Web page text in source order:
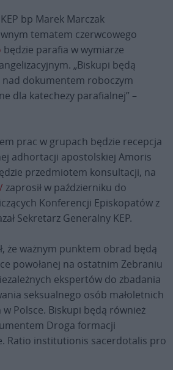
bp Marek Marczak
tematem czerwcowego
będzie parafia w wymiarze
„Biskupi będą
dokumentem roboczym
dla katechezy parafialnej” –
prac w grupach będzie recepcja
adhortacji apostolskiej Amoris
przedmiotem konsultacji, na
zaprosił w październiku do
Konferencji Episkopatów z
Sekretarz Generalny KEP.
że ważnym punktem obrad będą
powołanej na ostatnim Zebraniu
ekspertów do zbadania
seksualnego osób małoletnich
Polsce. Biskupi będą również
Droga formacji
Ratio institutionis sacerdotalis pro